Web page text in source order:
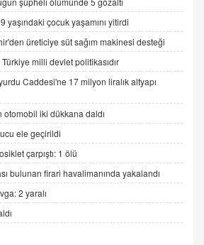
12:30
ASLAN
Algı Ne? "Beraber Yürüyoruz"
Peşinden
Yolu
12:56
ÖZKALE
Dava Açmadan Önce
Başvuru Şartı
yaşındaki çocuk yaşamını yitirdi
üreticiye süt sağım makinesi desteği
milli devlet politikasıdır
Caddesi'ne 17 milyon liralık altyapı
otomobil iki dükkana daldı
ele geçirildi
çarpıştı: 1 ölü
bulunan firari havalimanında yakalandı
2 yaralı